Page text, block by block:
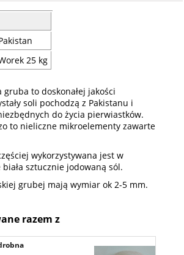
25 kg
to doskonałej jakości
soli pochodzą z Pakistanu i
do życia pierwiastków.
to nieliczne mikroelementy zawarte
wykorzystywana jest w
sztucznie jodowaną sól.
grubej mają wymiar ok 2-5 mm.
razem z